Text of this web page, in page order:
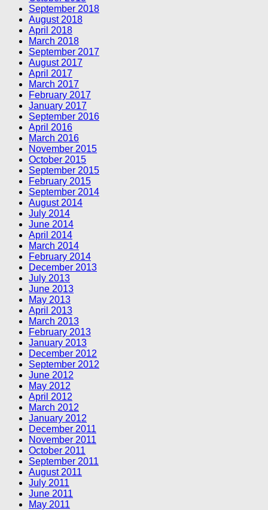
September 2018
August 2018
April 2018
March 2018
September 2017
August 2017
April 2017
March 2017
February 2017
January 2017
September 2016
April 2016
March 2016
November 2015
October 2015
September 2015
February 2015
September 2014
August 2014
July 2014
June 2014
April 2014
March 2014
February 2014
December 2013
July 2013
June 2013
May 2013
April 2013
March 2013
February 2013
January 2013
December 2012
September 2012
June 2012
May 2012
April 2012
March 2012
January 2012
December 2011
November 2011
October 2011
September 2011
August 2011
July 2011
June 2011
May 2011